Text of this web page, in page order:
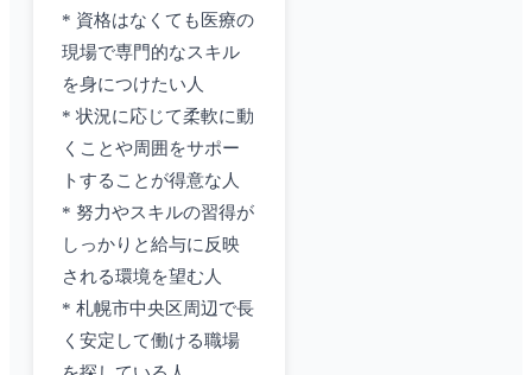
* 資格はなくても医療の
現場で専門的なスキル
を身につけたい人
* 状況に応じて柔軟に動
くことや周囲をサポー
トすることが得意な人
* 努力やスキルの習得が
しっかりと給与に反映
される環境を望む人
* 札幌市中央区周辺で長
く安定して働ける職場